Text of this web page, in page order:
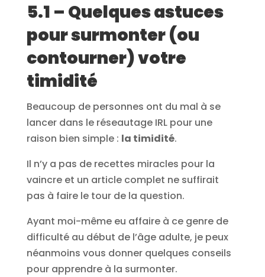
5.1 – Quelques astuces
pour surmonter (ou
contourner) votre
timidité
Beaucoup de personnes ont du mal à se
lancer dans le réseautage IRL pour une
raison bien simple : la timidité.
Il n’y a pas de recettes miracles pour la
vaincre et un article complet ne suffirait
pas à faire le tour de la question.
Ayant moi-même eu affaire à ce genre de
difficulté au début de l’âge adulte, je peux
néanmoins vous donner quelques conseils
pour apprendre à la surmonter.